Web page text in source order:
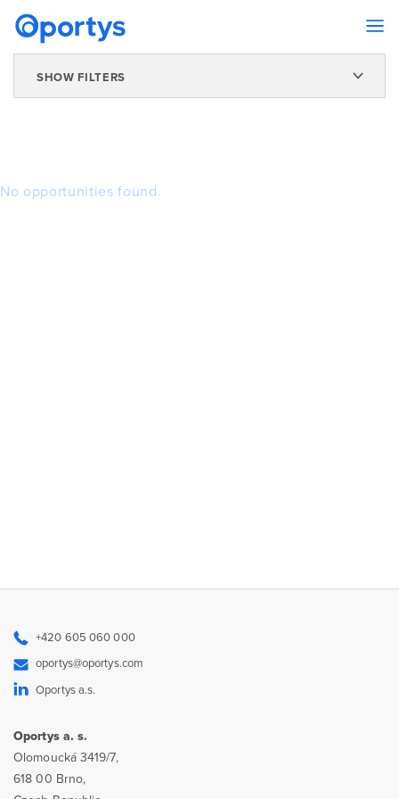
SHOW FILTERS
No opportunities found.
+420 605 060 000
oportys@oportys.com
Oportys a.s.
Oportys a. s.
Olomoucká 3419/7,
618 00 Brno,